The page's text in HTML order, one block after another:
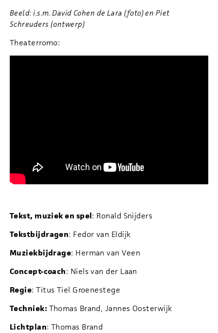
Beeld: i.s.m. David Cohen de Lara (foto) en Piet
Schreuders (ontwerp)
Theaterromo:
Tekst, muziek en spel: Ronald Snijders
Tekstbijdragen: Fedor van Eldijk
Muziekbijdrage: Herman van Veen
Concept-coach: Niels van der Laan
Regie: Titus Tiel Groenestege
Techniek: Thomas Brand, Jannes Oosterwijk
Lichtplan: Thomas Brand